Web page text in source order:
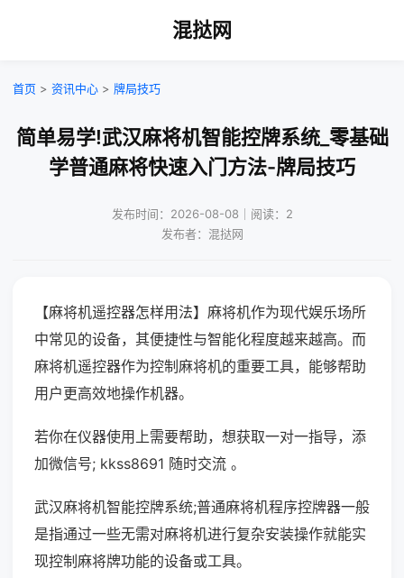
混挞网
首页 > 资讯中心 > 牌局技巧
简单易学!武汉麻将机智能控牌系统_零基础
学普通麻将快速入门方法-牌局技巧
发布时间：2026-08-08｜阅读：2
发布者：混挞网
【麻将机遥控器怎样用法】麻将机作为现代娱乐场所
中常见的设备，其便捷性与智能化程度越来越高。而
麻将机遥控器作为控制麻将机的重要工具，能够帮助
用户更高效地操作机器。
若你在仪器使用上需要帮助，想获取一对一指导，添
加微信号; kkss8691 随时交流 。
武汉麻将机智能控牌系统;普通麻将机程序控牌器一般
是指通过一些无需对麻将机进行复杂安装操作就能实
现控制麻将牌功能的设备或工具。